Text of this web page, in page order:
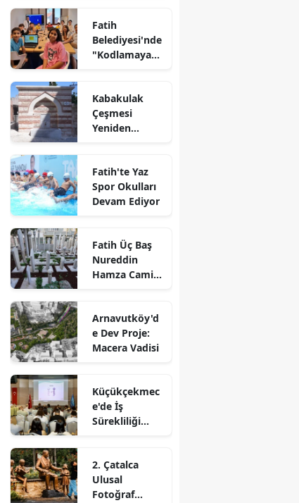
Fatih
Belediyesi'nde
"Kodlamaya
Kabakulak
Çeşmesi
Yeniden
Fatih'te Yaz
Spor Okulları
Devam Ediyor
Fatih Üç Baş
Nureddin
Hamza Camii
Arnavutköy'd
e Dev Proje:
Macera Vadisi
Küçükçekmec
e'de İş
Sürekliliği
Eğitimi
2. Çatalca
Ulusal
Fotoğraf